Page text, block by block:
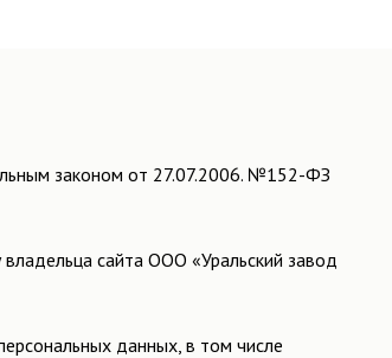
законом от 27.07.2006. №152-ФЗ
сайта ООО «Уральский завод
данных, в том числе